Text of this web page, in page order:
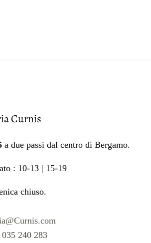
Curnis
a due passi dal centro di Bergamo.
: 10-13 | 15-19
chiuso.
240 283